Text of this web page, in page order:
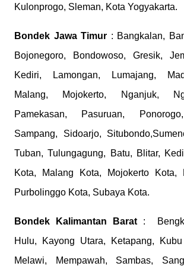
Kulonprogo, Sleman, Kota Yogyakarta.
Bondek Jawa Timur : Bangkalan,
Bojonegoro, Bondowoso, Gresik,
Kediri, Lamongan, Lumajang,
Malang, Mojokerto, Nganjuk,
Pamekasan, Pasuruan,
Sampang, Sidoarjo,
Tuban, Tulungagung, Batu, Blitar,
Kota, Malang Kota, Mojokerto Kota,
Purbolinggo Kota, Subaya Kota.
Bondek Kalimantan Barat :
Hulu, Kayong Utara, Ketapang,
Melawi, Mempawah, Sambas,